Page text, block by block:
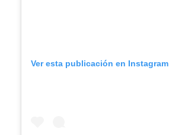
Ver esta publicación en Instagram